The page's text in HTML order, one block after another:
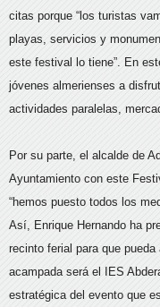
citas porque “los turistas
playas, servicios y
este festival lo tiene”. En
jóvenes almerienses a
actividades paralelas,
Por su parte, el alcalde de
Ayuntamiento con este
“hemos puesto todos los
Así, Enrique Hernando ha
recinto ferial para que pueda
acampada será el IES
estratégica del evento que